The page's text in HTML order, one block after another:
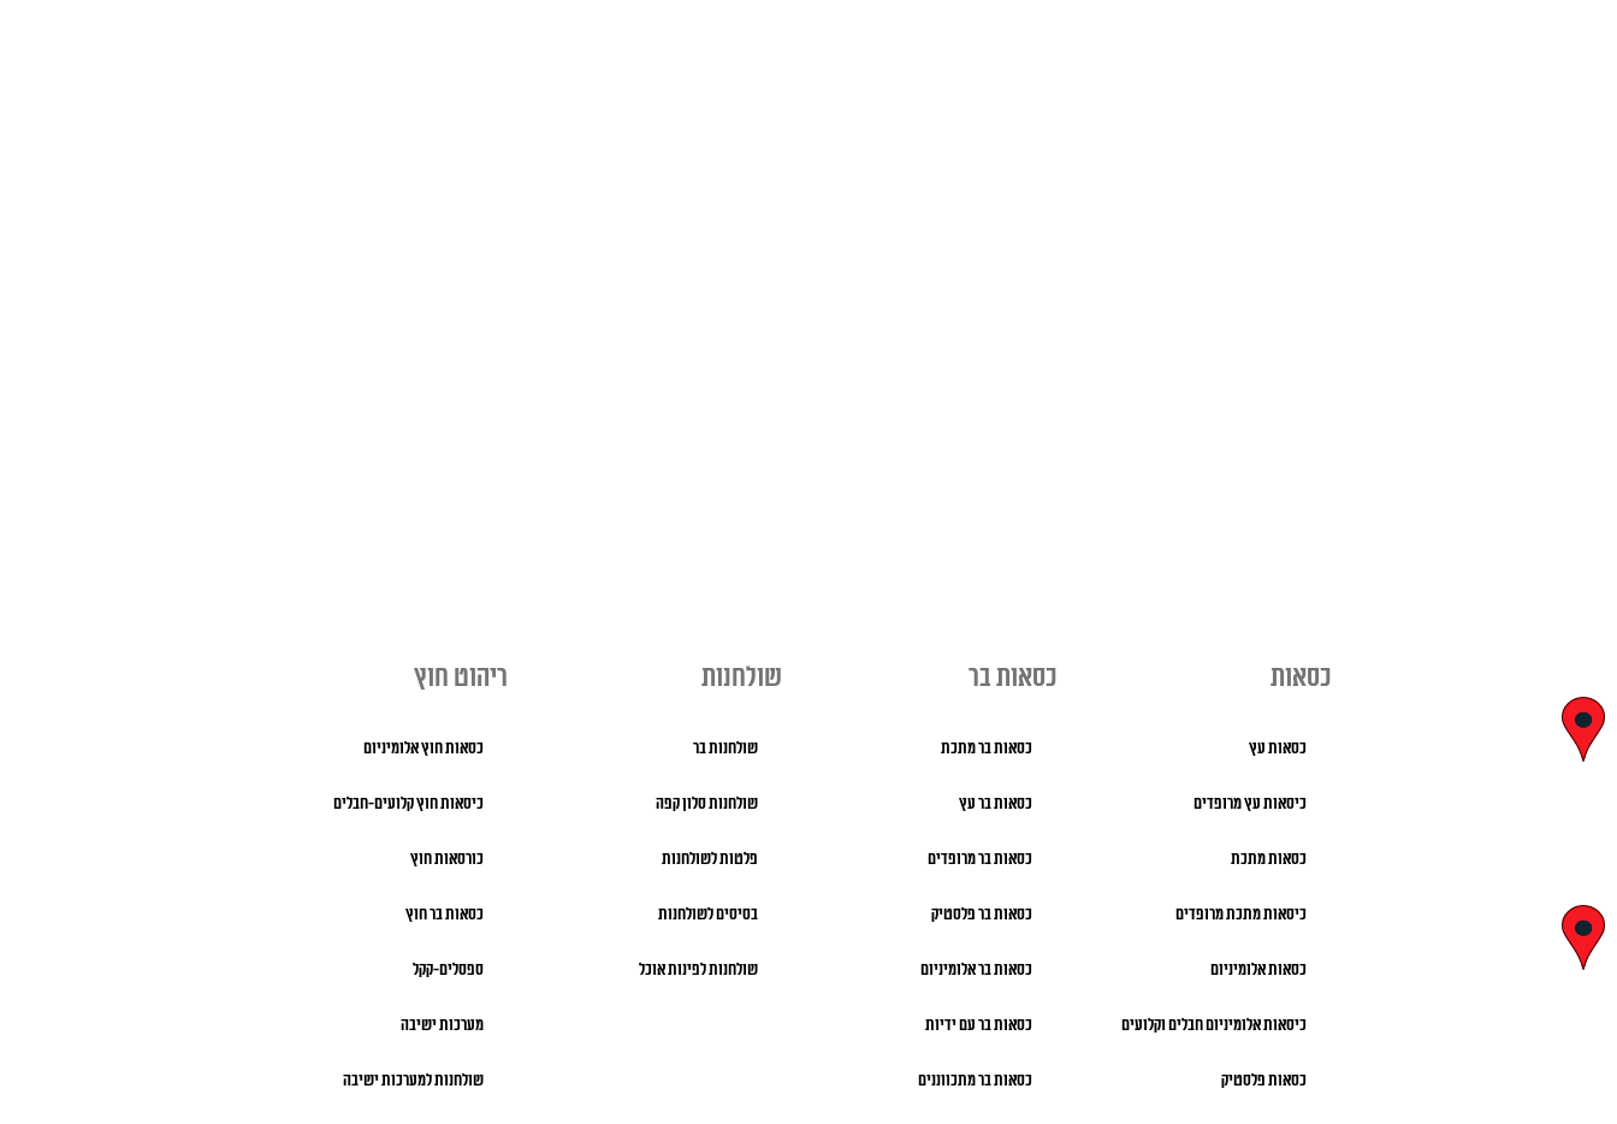
כסאות
כסאות עץ
כיסאות עץ מרופדים
כסאות מתכת
כיסאות מתכת מרופדים
כסאות אלומיניום
כיסאות אלומיניום חבלים וקלועים
כסאות פלסטיק
כסאות בר
כסאות בר מתכת
כסאות בר עץ
כסאות בר מרופדים
כסאות בר פלסטיק
כסאות בר אלומיניום
כסאות בר עם ידיות
כסאות בר מתכווננים
שולחנות
שולחנות בר
שולחנות סלון קפה
פלטות לשולחנות
בסיסים לשולחנות
שולחנות לפינות אוכל
ריהוט חוץ
כסאות חוץ אלומיניום
כיסאות חוץ קלועים-חבלים
כורסאות חוץ
כסאות בר חוץ
ספסלים-קקל
מערכות ישיבה
שולחנות למערכות ישיבה